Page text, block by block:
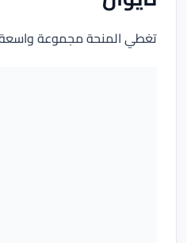
تغطي المنحة مجموعة